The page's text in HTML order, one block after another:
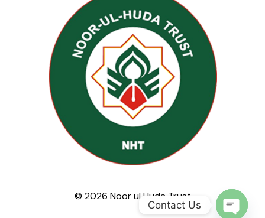
© 2026 Noor ul Huda Trust
Contact Us